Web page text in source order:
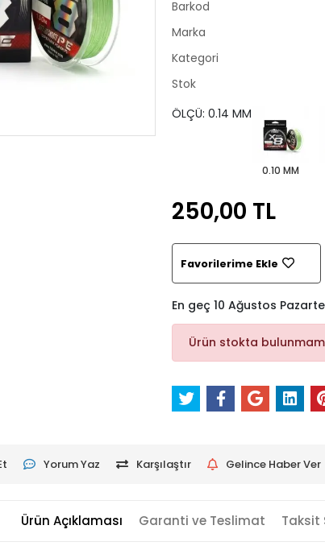
Barkod
Marka
Kategori
Stok
ÖLÇÜ: 0.14 MM
0.10 MM
250,00 TL
Favorilerime Ekle
En geç 10 Ağustos
Ürün stokta
Yorum Yaz Karşılaştır Gelince Haber Ver
Ürün Açıklaması Garanti ve Teslimat Taksit